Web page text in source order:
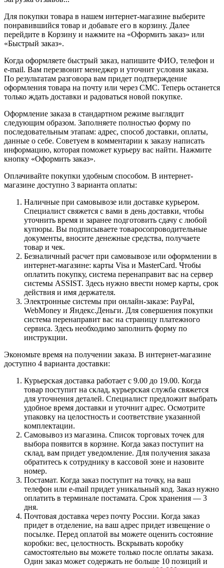
Для покупки товара в нашем интернет-магазине выберите
понравившийся товар и добавьте его в корзину. Далее
перейдите в Корзину и нажмите на «Оформить заказ» или
«Быстрый заказ».
Когда оформляете быстрый заказ, напишите ФИО, телефон и
e-mail. Вам перезвонит менеджер и уточнит условия заказа.
По результатам разговора вам придет подтверждение
оформления товара на почту или через СМС. Теперь останется
только ждать доставки и радоваться новой покупке.
Оформление заказа в стандартном режиме выглядит
следующим образом. Заполняете полностью форму по
последовательным этапам: адрес, способ доставки, оплаты,
данные о себе. Советуем в комментарии к заказу написать
информацию, которая поможет курьеру вас найти. Нажмите
кнопку «Оформить заказ».
Оплачивайте покупки удобным способом. В интернет-
магазине доступно 3 варианта оплаты:
Наличные при самовывозе или доставке курьером.
Специалист свяжется с вами в день доставки, чтобы
уточнить время и заранее подготовить сдачу с любой
купюры. Вы подписываете товаросопроводительные
документы, вносите денежные средства, получаете
товар и чек.
Безналичный расчет при самовывозе или оформлении в
интернет-магазине: карты Visa и MasterCard. Чтобы
оплатить покупку, система перенаправит вас на сервер
системы ASSIST. Здесь нужно ввести номер карты, срок
действия и имя держателя.
Электронные системы при онлайн-заказе: PayPal,
WebMoney и Яндекс.Деньги. Для совершения покупки
система перенаправит вас на страницу платежного
сервиса. Здесь необходимо заполнить форму по
инструкции.
Экономьте время на получении заказа. В интернет-магазине
доступно 4 варианта доставки:
Курьерская доставка работает с 9.00 до 19.00. Когда
товар поступит на склад, курьерская служба свяжется
для уточнения деталей. Специалист предложит выбрать
удобное время доставки и уточнит адрес. Осмотрите
упаковку на целостность и соответствие указанной
комплектации.
Самовывоз из магазина. Список торговых точек для
выбора появится в корзине. Когда заказ поступит на
склад, вам придет уведомление. Для получения заказа
обратитесь к сотруднику в кассовой зоне и назовите
номер.
Постамат. Когда заказ поступит на точку, на ваш
телефон или e-mail придет уникальный код. Заказ нужно
оплатить в терминале постамата. Срок хранения — 3
дня.
Почтовая доставка через почту России. Когда заказ
придет в отделение, на ваш адрес придет извещение о
посылке. Перед оплатой вы можете оценить состояние
коробки: вес, целостность. Вскрывать коробку
самостоятельно вы можете только после оплаты заказа.
Один заказ может содержать не больше 10 позиций и